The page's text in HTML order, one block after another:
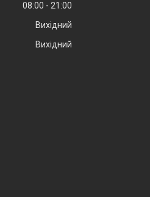
08:00
21:00
Вихідний
Вихідний